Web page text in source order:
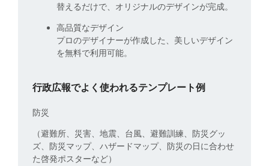
替えるだけで、オリジナルのデザインが完成。
高品質なデザイン
プロのデザイナーが作成した、美しいデザイン
を無料で利用可能。
行政広報でよく使われるテンプレート例
防災
（避難所、災害、地震、台風、避難訓練、防災グッ
ズ、防災マップ、ハザードマップ、防災の日に合わせ
た啓発ポスターなど）